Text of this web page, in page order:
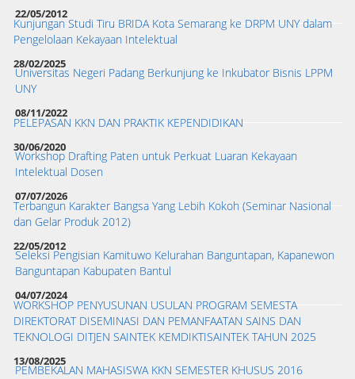
22/05/2012
Kunjungan Studi Tiru BRIDA Kota Semarang ke DRPM UNY dalam
Pengelolaan Kekayaan Intelektual
28/02/2025
Universitas Negeri Padang Berkunjung ke Inkubator Bisnis LPPM
UNY
08/11/2022
PELEPASAN KKN DAN PRAKTIK KEPENDIDIKAN
30/06/2020
Workshop Drafting Paten untuk Perkuat Luaran Kekayaan
Intelektual Dosen
07/07/2026
Terbangun Karakter Bangsa Yang Lebih Kokoh (Seminar Nasional
dan Gelar Produk 2012)
22/05/2012
Seleksi Pengisian Kamituwo Kelurahan Banguntapan, Kapanewon
Banguntapan Kabupaten Bantul
04/07/2024
WORKSHOP PENYUSUNAN USULAN PROGRAM SEMESTA
DIREKTORAT DISEMINASI DAN PEMANFAATAN SAINS DAN
TEKNOLOGI DITJEN SAINTEK KEMDIKTISAINTEK TAHUN 2025
13/08/2025
PEMBEKALAN MAHASISWA KKN SEMESTER KHUSUS 2016